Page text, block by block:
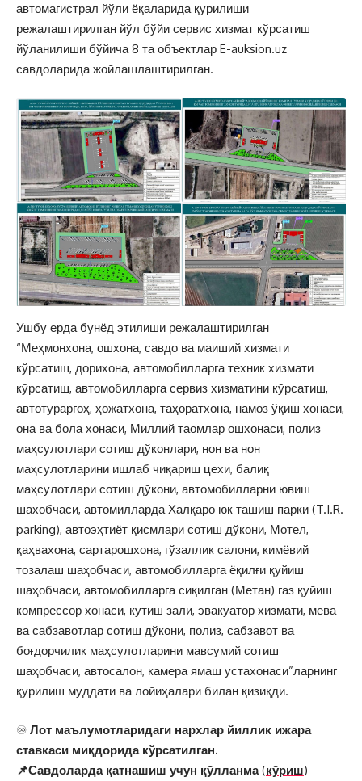
автомагистрал йўли ёқаларида қурилиши
режалаштирилган йўл бўйи сервис хизмат кўрсатиш
йўланилиши бўйича 8 та объектлар E-auksion.uz
савдоларида жойлашлаштирилган.
Ушбу ерда бунёд этилиши режалаштирилган
“Меҳмонхона, ошхона, савдо ва маиший хизмати
кўрсатиш, дорихона, автомобилларга техник хизмати
кўрсатиш, автомобилларга сервиз хизматини кўрсатиш,
автотураргоҳ, ҳожатхона, таҳоратхона, намоз ўқиш хонаси,
она ва бола хонаси, Миллий таомлар ошхонаси, полиз
маҳсулотлари сотиш дўконлари, нон ва нон
маҳсулотларини ишлаб чиқариш цехи, балиқ
маҳсулотлари сотиш дўкони, автомобилларни ювиш
шахобчаси, автомилларда Халқаро юк ташиш парки (T.I.R.
parking), автоэҳтиёт қисмлари сотиш дўкони, Мотел,
қаҳвахона, сартарошхона, гўзаллик салони, кимёвий
тозалаш шаҳобчаси, автомобилларга ёқилғи қуйиш
шаҳобчаси, автомобилларга сиқилган (Метан) газ қуйиш
компрессор хонаси, кутиш зали, эвакуатор хизмати, мева
ва сабзавотлар сотиш дўкони, полиз, сабзавот ва
боғдорчилик маҳсулотларини мавсумий сотиш
шаҳобчаси, автосалон, камера ямаш устахонаси”ларнинг
қурилиш муддати ва лойиҳалари билан қизиқди.
♾ Лот маълумотларидаги нархлар йиллик ижара
ставкаси миқдорида кўрсатилган.
📌Савдоларда қатнашиш учун қўлланма(кўриш)